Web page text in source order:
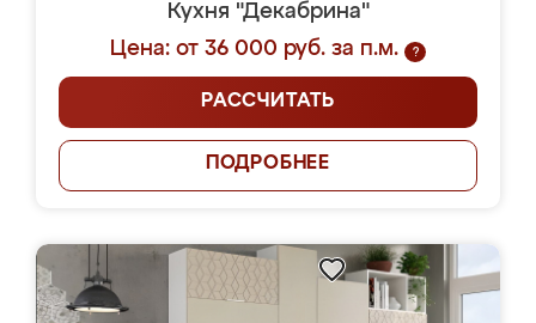
Кухня "Декабрина"
Цена: от 36 000 руб. за п.м.
?
РАССЧИТАТЬ
ПОДРОБНЕЕ